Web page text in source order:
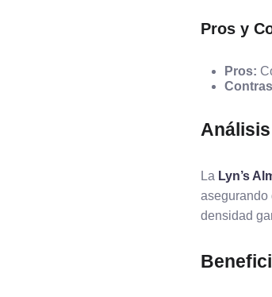
Pros y
Pros:
La Lyn’s
asegurando
densidad